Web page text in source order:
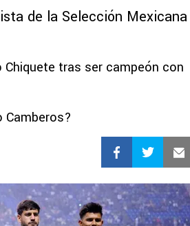
de la Selección Mexicana
tras ser campeón con
Camberos?